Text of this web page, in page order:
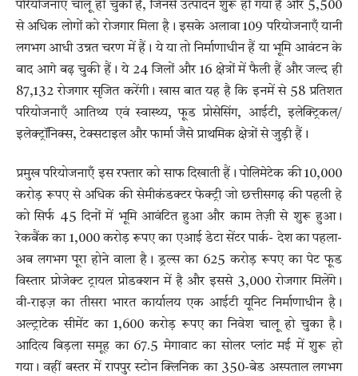
परियोजनाएँ चालू हो चुकी हैं, जिनसे उत्पादन शुरू हो गया है और 5,500
से अधिक लोगों को रोजगार मिला है। इसके अलावा 109 परियोजनाएँ यानी
लगभग आधी उन्नत चरण में हैं। ये या तो निर्माणाधीन हैं या भूमि आवंटन के
बाद आगे बढ़ चुकी हैं। ये 24 जिलों और 16 क्षेत्रों में फैली हैं और जल्द ही
87,132 रोजगार सृजित करेंगी। खास बात यह है कि इनमें से 58 प्रतिशत
परियोजनाएँ आतिथ्य एवं स्वास्थ्य, फूड प्रोसेसिंग, आईटी, इलेक्ट्रिकल/
इलेक्ट्रॉनिक्स, टेक्सटाइल और फार्मा जैसे प्राथमिक क्षेत्रों से जुड़ी हैं।
प्रमुख परियोजनाएँ इस रफ्तार को साफ दिखाती हैं। पोलिमेटेक की 10,000
करोड़ रूपए से अधिक की सेमीकंडक्टर फेक्ट्री जो छत्तीसगढ़ की पहली हे
को सिर्फ 45 दिनों में भूमि आवंटित हुआ और काम तेज़ी से शुरू हुआ।
रेकबैंक का 1,000 करोड़ रूपए का एआई डेटा सेंटर पार्क- देश का पहला-
अब लगभग पूरा होने वाला है। ड्रल्स का 625 करोड़ रूपए का पेट फूड
विस्तार प्रोजेक्ट ट्रायल प्रोडक्शन में है और इससे 3,000 रोजगार मिलेंगे।
वी-राइज़ का तीसरा भारत कार्यालय एक आईटी यूनिट निर्माणाधीन है।
अल्ट्राटेक सीमेंट का 1,600 करोड़ रूपए का निवेश चालू हो चुका है।
आदित्य बिड़ला समूह का 67.5 मेगावाट का सोलर प्लांट मई में शुरू हो
गया। वहीं बस्तर में रापपुर स्टोन क्लिनिक का 350-बेड अस्पताल लगभग